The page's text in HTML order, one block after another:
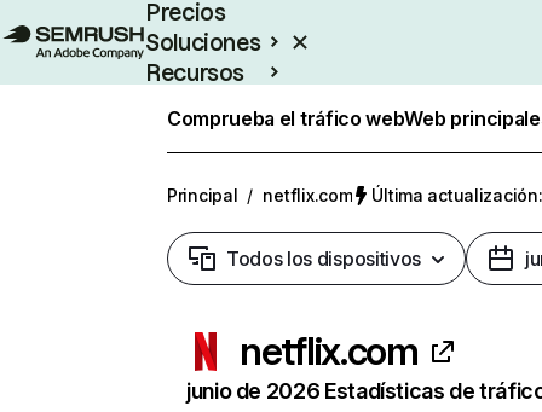
Precios
Soluciones
Recursos
Comprueba el tráfico webWeb
Principal / netflix.com Última
Todos los dispositivos
netflix.com
junio de 2026 Estadísticas de